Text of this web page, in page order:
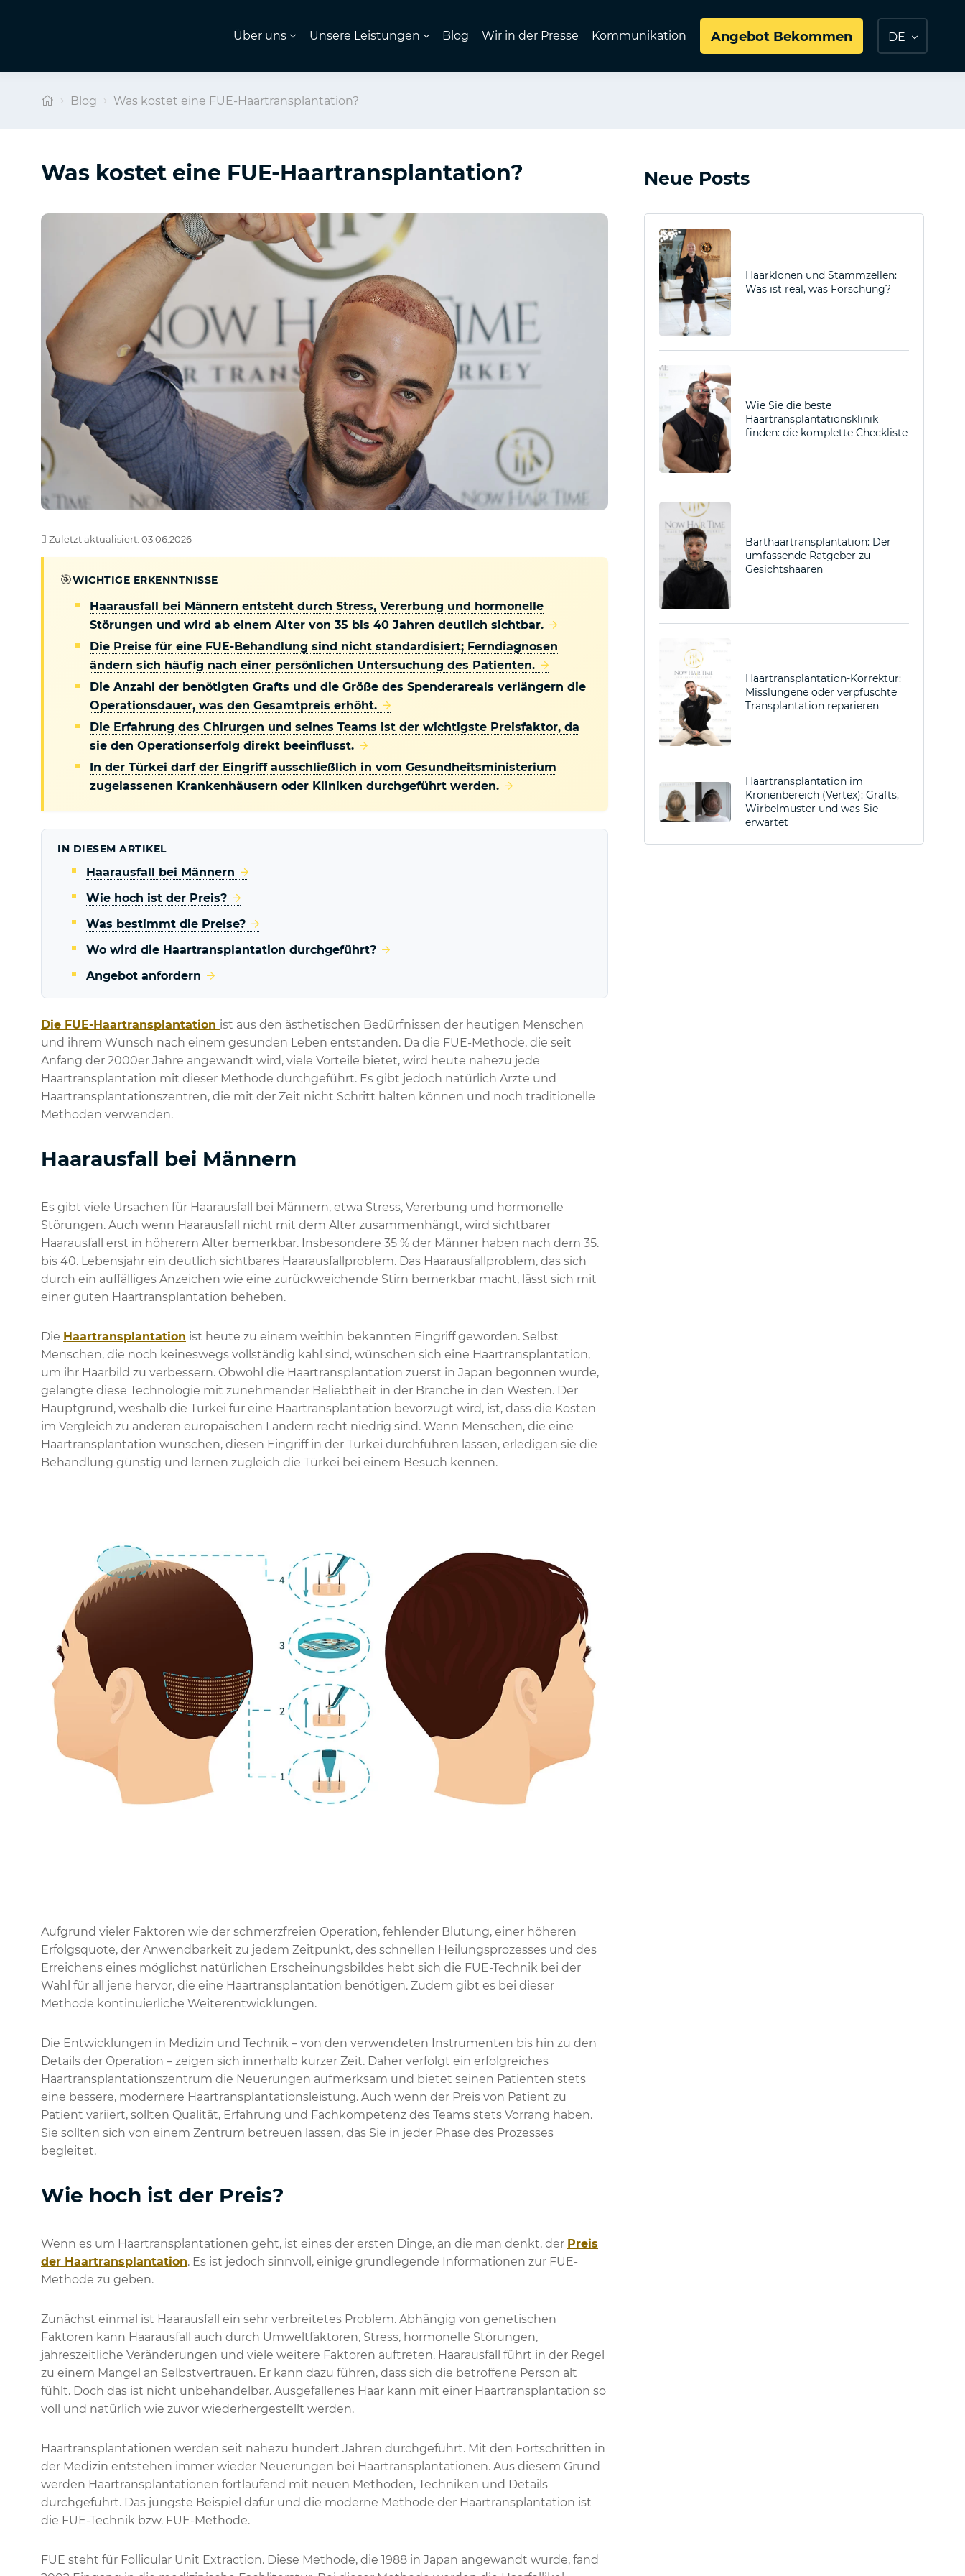
Über uns Unsere Leistungen Blog Wir in der Presse Kommunikation Angebot Bekommen DE
Blog Was kostet eine FUE-Haartransplantation?
Was kostet eine FUE-Haartransplantation?
Zuletzt aktualisiert: 03.06.2026
🎯WICHTIGE ERKENNTNISSE
Haarausfall bei Männern entsteht durch Stress, Vererbung und hormonelle
Störungen und wird ab einem Alter von 35 bis 40 Jahren deutlich sichtbar.
Die Preise für eine FUE-Behandlung sind nicht standardisiert; Ferndiagnosen
ändern sich häufig nach einer persönlichen Untersuchung des Patienten.
Die Anzahl der benötigten Grafts und die Größe des Spenderareals verlängern die
Operationsdauer, was den Gesamtpreis erhöht.
Die Erfahrung des Chirurgen und seines Teams ist der wichtigste Preisfaktor, da
sie den Operationserfolg direkt beeinflusst.
In der Türkei darf der Eingriff ausschließlich in vom Gesundheitsministerium
zugelassenen Krankenhäusern oder Kliniken durchgeführt werden.
IN DIESEM ARTIKEL
Haarausfall bei Männern
Wie hoch ist der Preis?
Was bestimmt die Preise?
Wo wird die Haartransplantation durchgeführt?
Angebot anfordern
Die FUE-Haartransplantation ist aus den ästhetischen Bedürfnissen der heutigen Menschen
und ihrem Wunsch nach einem gesunden Leben entstanden. Da die FUE-Methode, die seit
Anfang der 2000er Jahre angewandt wird, viele Vorteile bietet, wird heute nahezu jede
Haartransplantation mit dieser Methode durchgeführt. Es gibt jedoch natürlich Ärzte und
Haartransplantationszentren, die mit der Zeit nicht Schritt halten können und noch traditionelle
Methoden verwenden.
Haarausfall bei Männern
Es gibt viele Ursachen für Haarausfall bei Männern, etwa Stress, Vererbung und hormonelle
Störungen. Auch wenn Haarausfall nicht mit dem Alter zusammenhängt, wird sichtbarer
Haarausfall erst in höherem Alter bemerkbar. Insbesondere 35 % der Männer haben nach dem 35.
bis 40. Lebensjahr ein deutlich sichtbares Haarausfallproblem. Das Haarausfallproblem, das sich
durch ein auffälliges Anzeichen wie eine zurückweichende Stirn bemerkbar macht, lässt sich mit
einer guten Haartransplantation beheben.
Die Haartransplantation ist heute zu einem weithin bekannten Eingriff geworden. Selbst
Menschen, die noch keineswegs vollständig kahl sind, wünschen sich eine Haartransplantation,
um ihr Haarbild zu verbessern. Obwohl die Haartransplantation zuerst in Japan begonnen wurde,
gelangte diese Technologie mit zunehmender Beliebtheit in der Branche in den Westen. Der
Hauptgrund, weshalb die Türkei für eine Haartransplantation bevorzugt wird, ist, dass die Kosten
im Vergleich zu anderen europäischen Ländern recht niedrig sind. Wenn Menschen, die eine
Haartransplantation wünschen, diesen Eingriff in der Türkei durchführen lassen, erledigen sie die
Behandlung günstig und lernen zugleich die Türkei bei einem Besuch kennen.
Aufgrund vieler Faktoren wie der schmerzfreien Operation, fehlender Blutung, einer höheren
Erfolgsquote, der Anwendbarkeit zu jedem Zeitpunkt, des schnellen Heilungsprozesses und des
Erreichens eines möglichst natürlichen Erscheinungsbildes hebt sich die FUE-Technik bei der
Wahl für all jene hervor, die eine Haartransplantation benötigen. Zudem gibt es bei dieser
Methode kontinuierliche Weiterentwicklungen.
Die Entwicklungen in Medizin und Technik – von den verwendeten Instrumenten bis hin zu den
Details der Operation – zeigen sich innerhalb kurzer Zeit. Daher verfolgt ein erfolgreiches
Haartransplantationszentrum die Neuerungen aufmerksam und bietet seinen Patienten stets
eine bessere, modernere Haartransplantationsleistung. Auch wenn der Preis von Patient zu
Patient variiert, sollten Qualität, Erfahrung und Fachkompetenz des Teams stets Vorrang haben.
Sie sollten sich von einem Zentrum betreuen lassen, das Sie in jeder Phase des Prozesses
begleitet.
Wie hoch ist der Preis?
Wenn es um Haartransplantationen geht, ist eines der ersten Dinge, an die man denkt, der Preis
der Haartransplantation. Es ist jedoch sinnvoll, einige grundlegende Informationen zur FUE-
Methode zu geben.
Zunächst einmal ist Haarausfall ein sehr verbreitetes Problem. Abhängig von genetischen
Faktoren kann Haarausfall auch durch Umweltfaktoren, Stress, hormonelle Störungen,
jahreszeitliche Veränderungen und viele weitere Faktoren auftreten. Haarausfall führt in der Regel
zu einem Mangel an Selbstvertrauen. Er kann dazu führen, dass sich die betroffene Person alt
fühlt. Doch das ist nicht unbehandelbar. Ausgefallenes Haar kann mit einer Haartransplantation so
voll und natürlich wie zuvor wiederhergestellt werden.
Haartransplantationen werden seit nahezu hundert Jahren durchgeführt. Mit den Fortschritten in
der Medizin entstehen immer wieder Neuerungen bei Haartransplantationen. Aus diesem Grund
werden Haartransplantationen fortlaufend mit neuen Methoden, Techniken und Details
durchgeführt. Das jüngste Beispiel dafür und die moderne Methode der Haartransplantation ist
die FUE-Technik bzw. FUE-Methode.
FUE steht für Follicular Unit Extraction. Diese Methode, die 1988 in Japan angewandt wurde, fand
Neue Posts
Haarklonen und Stammzellen:
Was ist real, was Forschung?
Wie Sie die beste
Haartransplantationsklinik
finden: die komplette Checkliste
Barthaartransplantation: Der
umfassende Ratgeber zu
Gesichtshaaren
Haartransplantation-Korrektur:
Misslungene oder verpfuschte
Transplantation reparieren
Haartransplantation im
Kronenbereich (Vertex): Grafts,
Wirbelmuster und was Sie
erwartet